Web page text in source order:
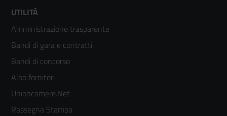
Footer
menù
colonna
2
UTILITÀ
Amministrazione trasparente
Bandi di gara e contratti
Bandi di concorso
Albo fornitori
Unioncamere.Net
Rassegna Stampa